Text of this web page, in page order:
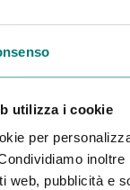
utilizza i cookie
per
web, pubblicità e
In caso
almeno 7